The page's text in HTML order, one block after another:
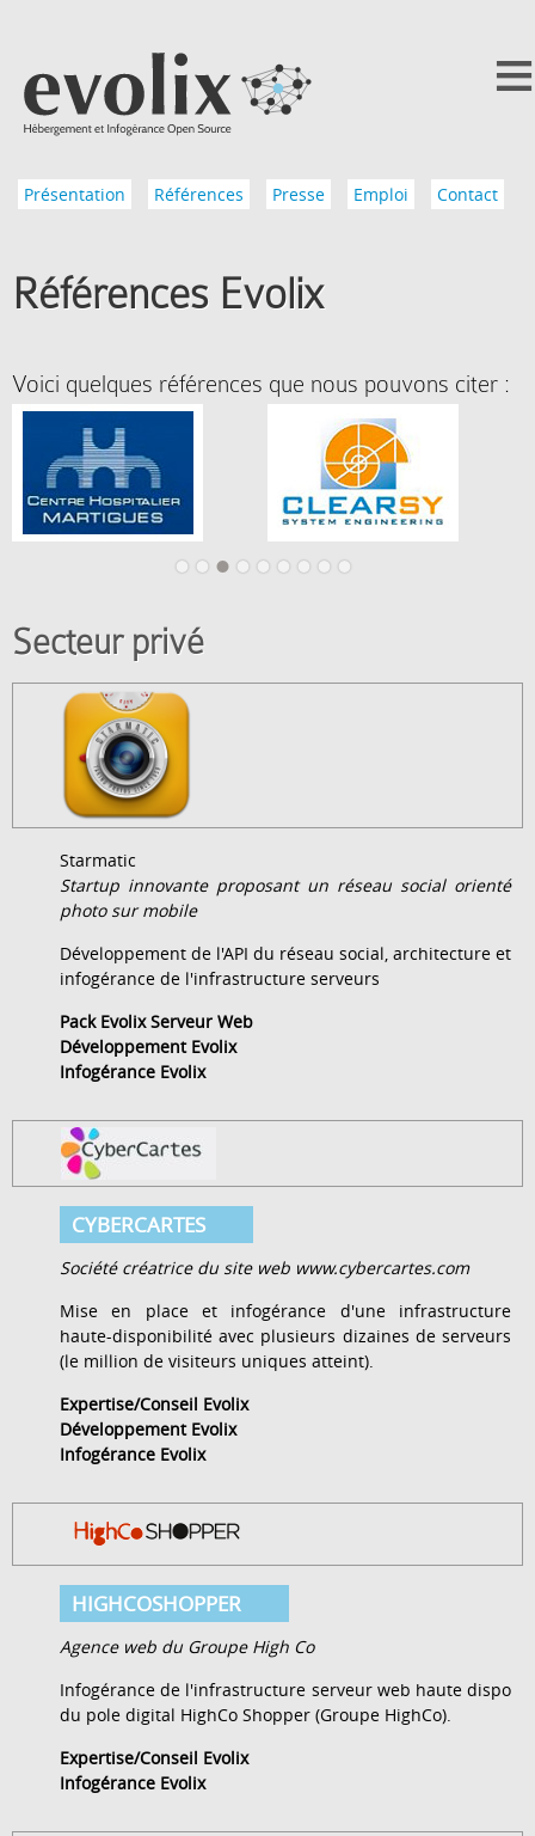
Présentation Références Presse Emploi Contact
Références Evolix
Voici quelques références que nous pouvons citer :
Secteur privé
Starmatic
Startup innovante proposant un réseau social orienté
photo sur mobile
Développement de l'API du réseau social, architecture et
infogérance de l'infrastructure serveurs
Pack Evolix Serveur Web
Développement Evolix
Infogérance Evolix
CYBERCARTES
Société créatrice du site web www.cybercartes.com
Mise en place et infogérance d'une infrastructure
haute-disponibilité avec plusieurs dizaines de serveurs
(le million de visiteurs uniques atteint).
Expertise/Conseil Evolix
Développement Evolix
Infogérance Evolix
HIGHCOSHOPPER
Agence web du Groupe High Co
Infogérance de l'infrastructure serveur web haute dispo
du pole digital HighCo Shopper (Groupe HighCo).
Expertise/Conseil Evolix
Infogérance Evolix